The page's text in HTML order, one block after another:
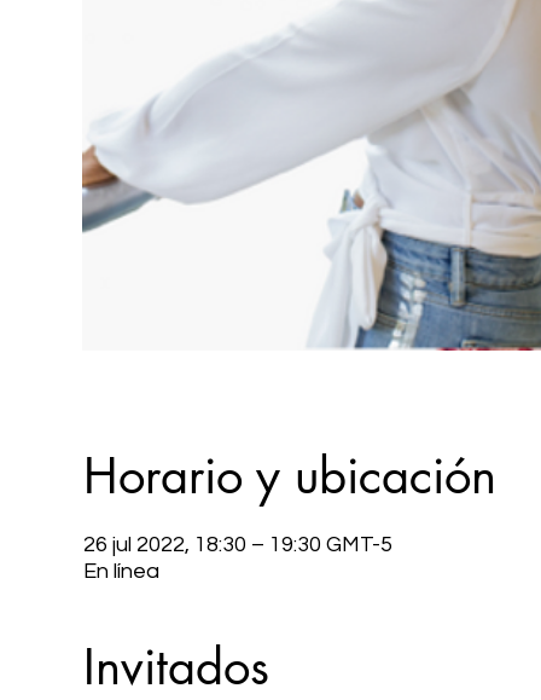
Horario y ubicación
26 jul 2022, 18:30 – 19:30 GMT-5
En línea
Invitados